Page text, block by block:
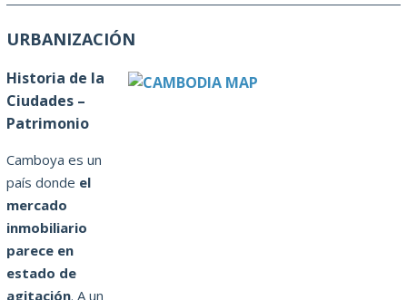
URBANIZACIÓN
Historia de la
Ciudades –
Patrimonio
Camboya es un
país donde el
mercado
inmobiliario
parece en
estado de
agitación. A un